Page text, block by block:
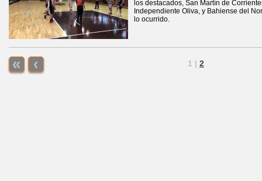
los destacados, San Martín de
Independiente Oliva, y Bahiense del
lo ocurrido.
« ‹ 1 | 2